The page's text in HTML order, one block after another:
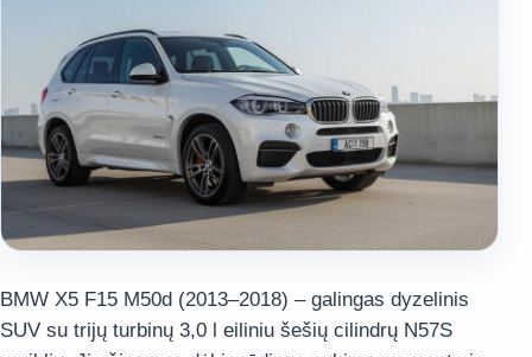
BMW X5 F15 M50d (2013–2018) – galingas dyzelinis
SUV su trijų turbinų 3,0 l eiliniu šešių cilindrų N57S